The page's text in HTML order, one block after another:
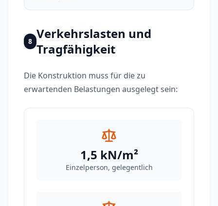
8 Verkehrslasten und
Tragfähigkeit
Die Konstruktion muss für die zu
erwartenden Belastungen ausgelegt sein:
1,5 kN/m²
Einzelperson, gelegentlich